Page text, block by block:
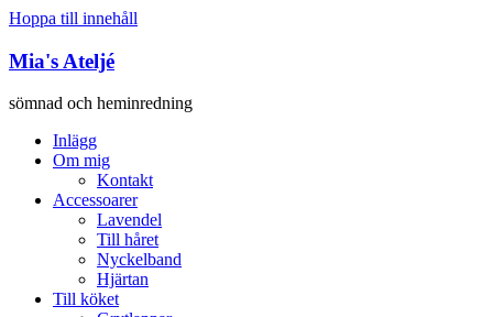
Hoppa till innehåll
Mia's Ateljé
sömnad och heminredning
Inlägg
Om mig
Kontakt
Accessoarer
Lavendel
Till håret
Nyckelband
Hjärtan
Till köket